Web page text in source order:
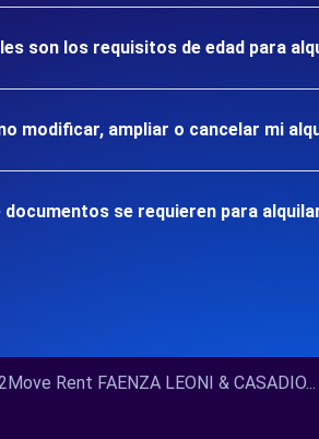
son los requisitos de edad para
modificar, ampliar o cancelar mi
documentos se requieren para
Rent FAENZA LEONI & CASADIO...